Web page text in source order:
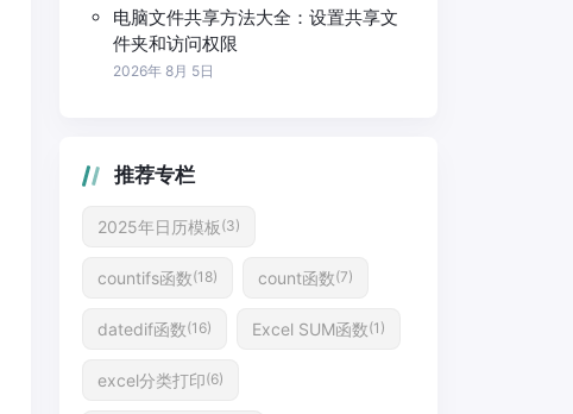
电脑文件共享方法大全：设置共享文
件夹和访问权限
2026年 8月 5日
推荐专栏
2025年日历模板 (3)
countifs函数(18) count函数(7)
datedif函数(16) Excel SUM函数(1)
excel分类打印(6)